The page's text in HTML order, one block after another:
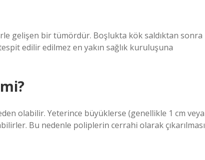
gelişen bir tümördür. Boşlukta kök saldıktan sonra
edilir edilmez en yakın sağlık kuruluşuna
olabilir. Yeterince büyüklerse (genellikle 1 cm veya
Bu nedenle poliplerin cerrahi olarak çıkarılması